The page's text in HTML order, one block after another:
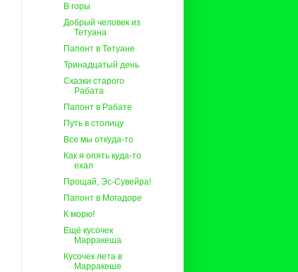
В горы
Добрый человек из
Тетуана
Папонт в Тетуане
Тринадцатый день
Сказки старого
Рабата
Папонт в Рабате
Путь в столицу
Все мы откуда-то
Как я опять куда-то
ехал
Прощай, Эс-Сувейра!
Папонт в Могадоре
К морю!
Ещё кусочек
Марракеша
Кусочек лета в
Марракеше